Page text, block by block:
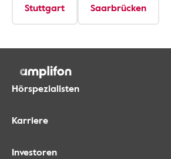
Stuttgart Saarbrücken
Hörspezialisten
Karriere
Investoren